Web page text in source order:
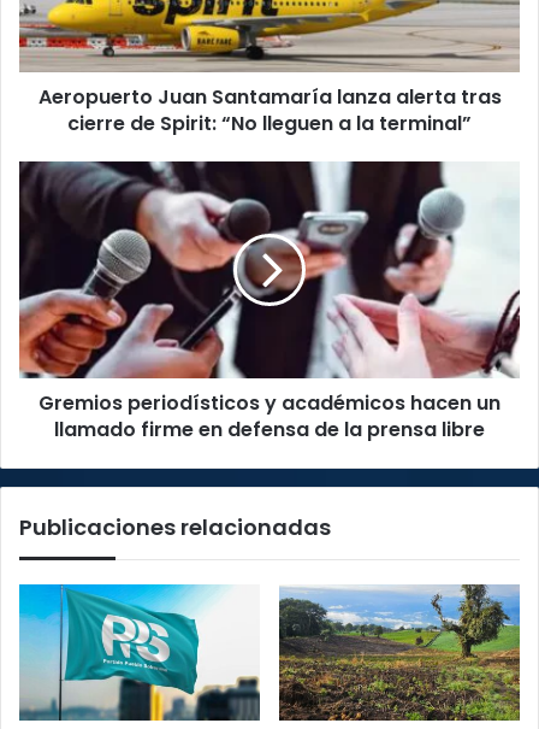
cierre
de
Spirit:
“No
lleguen
la
terminal”
Aeropuerto Juan Santamaría lanza alerta tras
cierre de Spirit: “No lleguen a la terminal”
Gremios
periodísticos
académicos
un
llamado
firme
en
defensa
Gremios periodísticos y académicos hacen un
llamado firme en defensa de la prensa libre
Publicaciones relacionadas